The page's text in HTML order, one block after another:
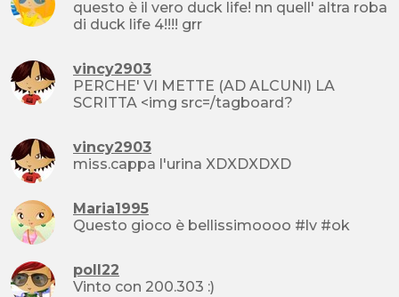
questo è il vero duck life! nn quell' altra roba
di duck life 4!!!! grr
vincy2903
PERCHE' VI METTE (AD ALCUNI) LA
SCRITTA <img src=/tagboard?
vincy2903
miss.cappa l'urina XDXDXDXD
Maria1995
Questo gioco è bellissimoooo #lv #ok
poll22
Vinto con 200.303 :)